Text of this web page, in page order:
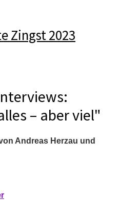
Zingst 2023
– aber viel"
Andreas Herzau und